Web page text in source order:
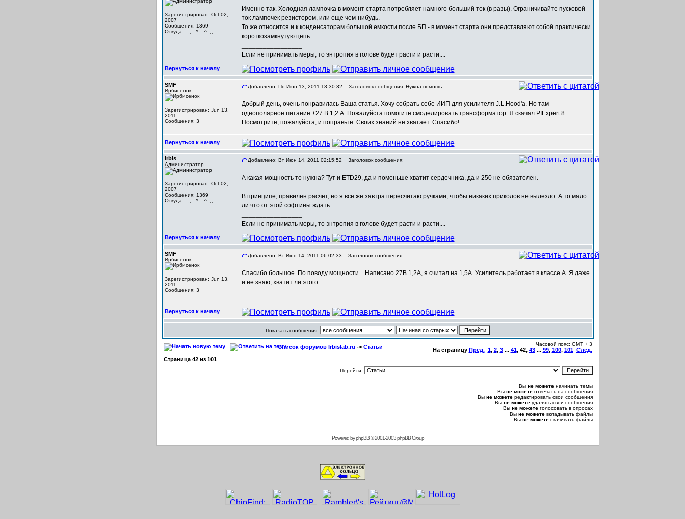
Зарегистрирован: Oct 02,
2007
Сообщения: 1369
Откуда: _,,,_^._.^_,,,_
Именно так. Холодная лампочка в момент старта потребляет намного больший ток (в разы). Ограничивайте пусковой
ток лампочек резистором, или еще чем-нибудь.
То же относится и к конденсаторам большой емкости после БП - в момент старта они представляют собой практически
короткозамкнутую цепь.
Если не принимать меры, то энтропия в голове будет расти и расти....
Вернуться к началу
SMF
Ирбисенок
Зарегистрирован: Jun 13,
2011
Сообщения: 3
Добавлено: Пн Июн 13, 2011 13:30:32 Заголовок сообщения: Нужна помощь
Добрый день, очень понравилась Ваша статья. Хочу собрать себе ИИП для усилителя J.L.Hood'а. Но там
однополярное питание +27 В 1,2 А. Пожалуйста помогите смоделировать трансформатор. Я скачал PIExpert 8.
Посмотрите, пожалуйста, и поправьте. Своих знаний не хватает. Спасибо!
Вернуться к началу
Irbis
Администратор
Зарегистрирован: Oct 02,
2007
Сообщения: 1369
Откуда: _,,,_^._.^_,,,_
Добавлено: Вт Июн 14, 2011 02:15:52 Заголовок сообщения:
А какая мощность то нужна? Тут и ETD29, да и поменьше хватит сердечника, да и 250 не обязателен.
В принципе, правилен расчет, но я все же завтра пересчитаю ручками, чтобы никаких приколов не вылезло. А то мало
ли что от этой софтины ждать.
Если не принимать меры, то энтропия в голове будет расти и расти....
Вернуться к началу
SMF
Ирбисенок
Зарегистрирован: Jun 13,
2011
Сообщения: 3
Добавлено: Вт Июн 14, 2011 06:02:33 Заголовок сообщения:
Спасибо большое. По поводу мощности... Написано 27В 1,2А, я считал на 1,5А. Усилитель работает в классе А. Я даже
и не знаю, хватит ли этого
Вернуться к началу
Показать сообщения:
Список форумов Irbislab.ru -> Статьи Часовой пояс: GMT + 3
На страницу Пред. 1, 2, 3... 41, 42, 43... 99, 100, 101 След.
Страница 42из 101
Перейти:
Вы не можетеначинать темы
Вы не можетеотвечать на сообщения
Вы не можетередактировать свои сообщения
Вы не можетеудалять свои сообщения
Вы не можетеголосовать в опросах
Вы не можетевкладывать файлы
Вы не можетескачивать файлы
Powered byphpBB© 2001-2003 phpBB Group